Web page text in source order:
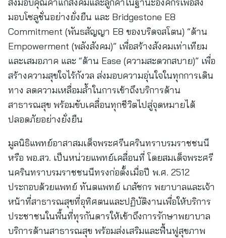
ส่งมอบคุณค่าแก่สังคมและลูกค้าในฐานะองค์กรเพื่อส่ง
มอบโซลูชั่นอย่างยั่งยืน และ Bridgestone E8
Commitment (พันธสัญญา E8 ของบริดจสโตน) “ด้าน
Empowerment (พลังสังคม)” เพื่อสร้างสังคมเท่าเทียม
และเสมอภาค และ “ด้าน Ease (ความสะดวกสบาย)” เพื่อ
สร้างความสุขใจไร้กังวล ส่งมอบความอุ่นใจในทุกการเดิน
ทาง ลดความเหลื่อมล้ำในการเข้าถึงบริการด้าน
สาธารณสุข พร้อมขับเคลื่อนทุกชีวิตไปสู่จุดหมายได้
ปลอดภัยอย่างยั่งยืน
มูลนิธิแพทย์อาสาสมเด็จพระศรีนครินทราบรมราชชนนี
หรือ พอ.สว. เป็นหน่วยแพทย์เคลื่อนที่ โดยสมเด็จพระศรี
นครินทราบรมราชชนนีทรงก่อตั้งเมื่อปี พ.ศ. 2512
ประกอบด้วยแพทย์ ทันตแพทย์ เภสัชกร พยาบาลและเจ้า
หน้าที่สาธารณสุขที่อุทิศตนและปฏิบัติงานเพื่อให้บริการ
ประชาชนในพื้นที่ทุรกันดารให้เข้าถึงการรักษาพยาบาล
บริการด้านสาธารณสุข พร้อมส่งเสริมและฟื้นฟูสุขภาพ